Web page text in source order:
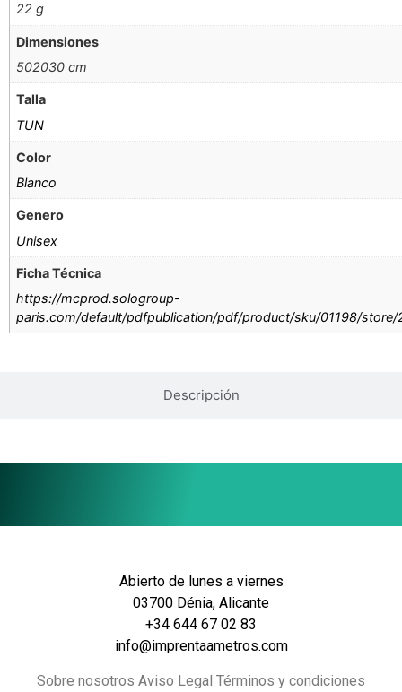
Descripción
22 g
Dimensiones
502030 cm
Talla
TUN
Color
Blanco
Genero
Unisex
Ficha Técnica
https://mcprod.sologroup-
paris.com/default/pdfpublication/pdf/product/sku/01198/
Abierto de lunes a viernes
03700 Dénia, Alicante
+34 644 67 02 83
info@imprentaametros.com
Sobre nosotros Aviso Legal Términos y condiciones